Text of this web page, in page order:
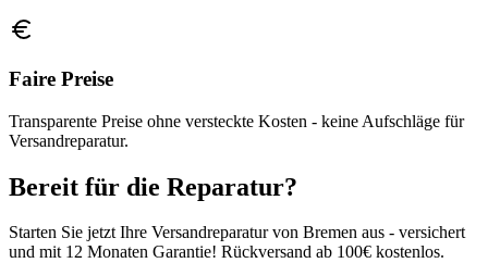
Faire Preise
Transparente Preise ohne versteckte Kosten - keine Aufschläge für
Versandreparatur.
Bereit für die Reparatur?
Starten Sie jetzt Ihre Versandreparatur von Bremen aus - versichert
und mit 12 Monaten Garantie! Rückversand ab 100€ kostenlos.